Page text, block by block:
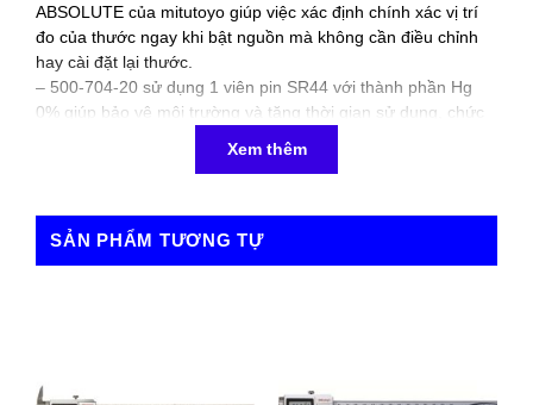
ABSOLUTE của mitutoyo giúp việc xác định chính xác vị trí
đo của thước ngay khi bật nguồn mà không cần điều chỉnh
hay cài đặt lại thước.
– 500-704-20 sử dụng 1 viên pin SR44 với thành phần Hg
0% giúp bảo vệ môi trường và tăng thời gian sử dụng, chức
– Màn hình LCD chống va đập có độ bền cao, chiều cao ký
tự 9,0 mm giúp cải thiện khả năng đọc, Kết quả đo đạt được
hiển thị trên màn hình điện tử rõ ràng giúp người sử dụng dễ
Xem thêm
SẢN PHẨM TƯƠNG TỰ